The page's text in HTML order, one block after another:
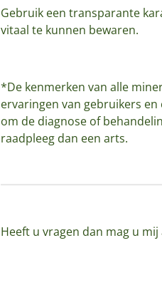
Gebruik een transparante
vitaal te kunnen bewaren.
*De kenmerken van alle
ervaringen van gebruikers
om de diagnose of
raadpleeg dan een arts.
Heeft u vragen dan mag u